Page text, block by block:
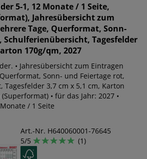
5-1, 12 Monate / 1 Seite,
Jahresübersicht zum
Tage, Querformat, Sonn-
Schulferienübersicht, Tagesfelder
170g/qm, 2027
• Jahresübersicht zum Eintragen
Sonn- und Feiertage rot,
3,7 cm x 5,1 cm, Karton
• für das Jahr: 2027 •
/ 1 Seite
Art.-Nr. H640060001-76645
5/5
(1)